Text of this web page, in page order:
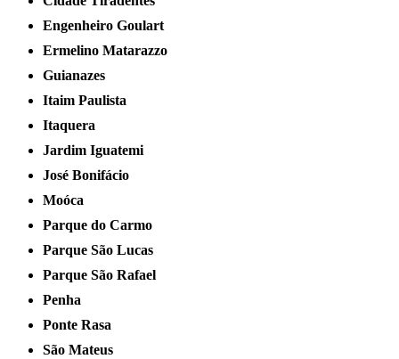
Engenheiro Goulart
Ermelino Matarazzo
Guianazes
Itaim Paulista
Itaquera
Jardim Iguatemi
José Bonifácio
Moóca
Parque do Carmo
Parque São Lucas
Parque São Rafael
Penha
Ponte Rasa
São Mateus